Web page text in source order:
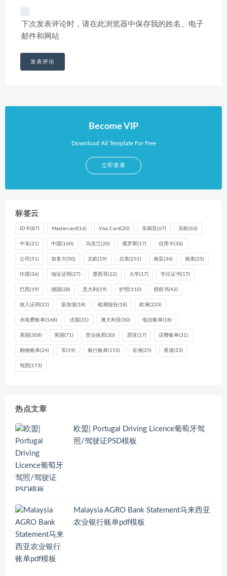
下次发表评论时，请在此浏览器中保存我的姓名、电子
邮件和网站
Become VIP
Download All Template For Free
立即查看
标签云
ID卡(87) Mastercard (16) Visa Card (20) 东南亚(67) 东欧(63)
中东(21) 中国 (160) 乌克兰(20) 俄罗斯(17) 信用卡(36)
公司 (51) 加拿大(50) 北欧(19) 北美(251) 南亚(34) 南美(25)
印度(36) 地址证明 (27) 墨西哥(22) 大学(17) 学位证书(17)
巴西(19) 德国 (28) 意大利 (19) 护照(110) 授权书(42)
收入证明 (21) 新加坡(18) 检测报告(18) 欧洲 (223)
水电费账单(168) 法国 (31) 澳大利亚(30) 电信账单(18)
美国 (308) 英国 (71) 营业执照(30) 西亚(17) 话费账单(31)
购物账单(24) 车(19) 银行账单(153) 非洲 (25) 香港(23)
驾照(173)
热点文章
欧盟| Portugal Driving Licence葡萄牙驾
照/驾驶证PSD模板
Malaysia AGRO Bank Statement马来西亚
农业银行账单pdf模板